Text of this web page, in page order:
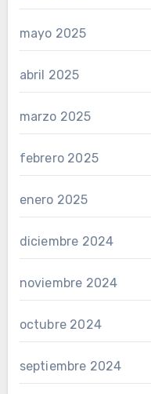
mayo 2025
abril 2025
marzo 2025
febrero 2025
enero 2025
diciembre 2024
noviembre 2024
octubre 2024
septiembre 2024